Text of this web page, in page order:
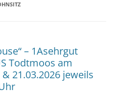
– 1Asehrgut
Todtmoos am
21.03.2026 jeweils